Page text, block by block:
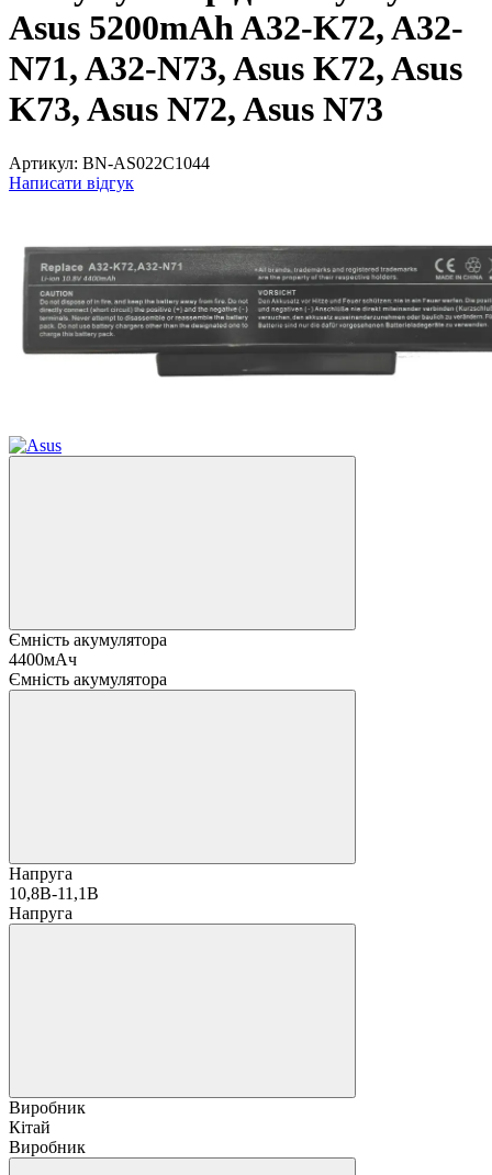
Asus 5200mAh A32-K72, A32-
N71, A32-N73, Asus K72, Asus
K73, Asus N72, Asus N73
Артикул: BN-AS022C1044
Написати відгук
Ємність акумулятора
4400мАч
Ємність акумулятора
Напруга
10,8В-11,1В
Напруга
Виробник
Кітай
Виробник